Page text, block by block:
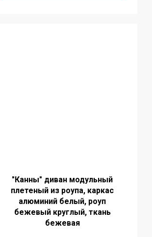
"Канны" диван модульный
плетеный из роупа, каркас
алюминий белый, роуп
бежевый круглый, ткань
бежевая